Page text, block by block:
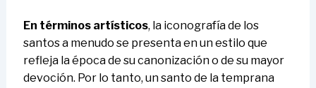
En términos artísticos, la iconografía de los
santos a menudo se presenta en un estilo que
refleja la época de su canonización o de su mayor
devoción. Por lo tanto, un santo de la temprana